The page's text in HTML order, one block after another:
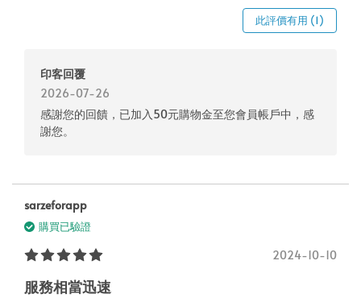
此評價有用 (1)
印客回覆
2026-07-26
感謝您的回饋，已加入50元購物金至您會員帳戶中，感
謝您。
sarzeforapp
購買已驗證
2024-10-10
服務相當迅速